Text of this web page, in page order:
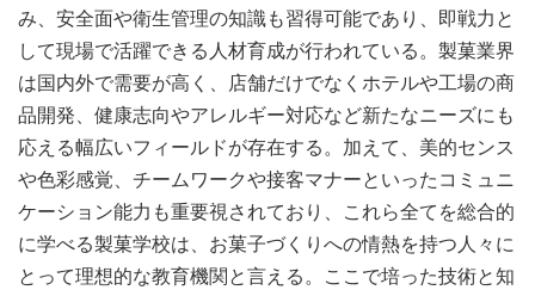
み、安全面や衛生管理の知識も習得可能であり、即戦力と
して現場で活躍できる人材育成が行われている。製菓業界
は国内外で需要が高く、店舗だけでなくホテルや工場の商
品開発、健康志向やアレルギー対応など新たなニーズにも
応える幅広いフィールドが存在する。加えて、美的センス
や色彩感覚、チームワークや接客マナーといったコミュニ
ケーション能力も重要視されており、これら全てを総合的
に学べる製菓学校は、お菓子づくりへの情熱を持つ人々に
とって理想的な教育機関と言える。ここで培った技術と知